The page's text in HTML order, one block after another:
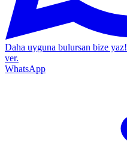
Daha uyguna bulursan bize yaz!
ver.
WhatsApp